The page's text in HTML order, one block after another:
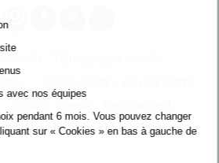
avec nos équipes
pendant 6 mois. Vous pouvez changer
sur « Cookies » en bas à gauche de